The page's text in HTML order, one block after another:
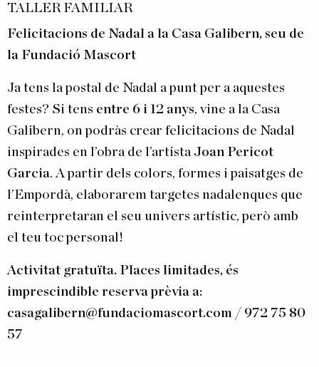
TALLER FAMILIAR
Felicitacions de Nadal a la Casa Galibern, seu de
la Fundació Mascort
Ja tens la postal de Nadal a punt per a aquestes
festes? Si tens entre 6 i 12 anys, vine a la Casa
Galibern, on podràs crear felicitacions de Nadal
inspirades en l’obra de l’artista Joan Pericot
Garcia. A partir dels colors, formes i paisatges de
l’Empordà, elaborarem targetes nadalenques que
reinterpretaran el seu univers artístic, però amb
el teu toc personal!
Activitat gratuïta. Places limitades, és
imprescindible reserva prèvia a:
casagalibern@fundaciomascort.com / 972 75 80
57